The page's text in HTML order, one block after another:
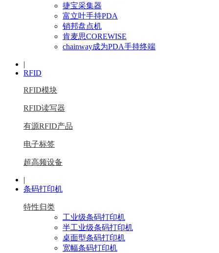
捷宝采集器
富立叶手持PDA
销邦盘点机
肯麦思COREWISE
chainway成为PDA手持终端
|
RFID
RFID模块
RFID读写器
有源RFID产品
电子标签
超高频设备
|
条码打印机
特性归类
工业级条码打印机
半工业级条码打印机
桌面型条码打印机
宽幅条码打印机